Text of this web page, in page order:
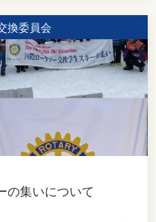
換委員会
の集いについて